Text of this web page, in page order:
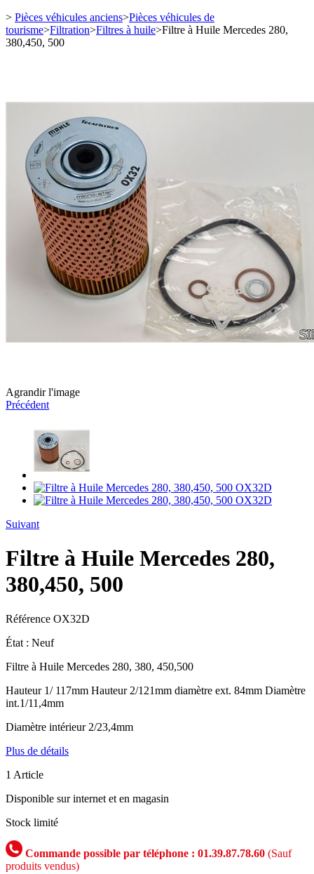
> Pièces véhicules anciens>Pièces véhicules de
tourisme>Filtration>Filtres à huile>Filtre à Huile Mercedes 280,
380,450, 500
Agrandir l'image
Précédent
Suivant
Filtre à Huile Mercedes 280,
380,450, 500
Référence OX32D
État : Neuf
Filtre à Huile Mercedes 280, 380, 450,500
Hauteur 1/ 117mm Hauteur 2/121mm diamètre ext. 84mm Diamètre
int.1/11,4mm
Diamètre intérieur 2/23,4mm
Plus de détails
1 Article
Disponible sur internet et en magasin
Stock limité
Commande possible par téléphone : 01.39.87.78.60 (Sauf
produits vendus)